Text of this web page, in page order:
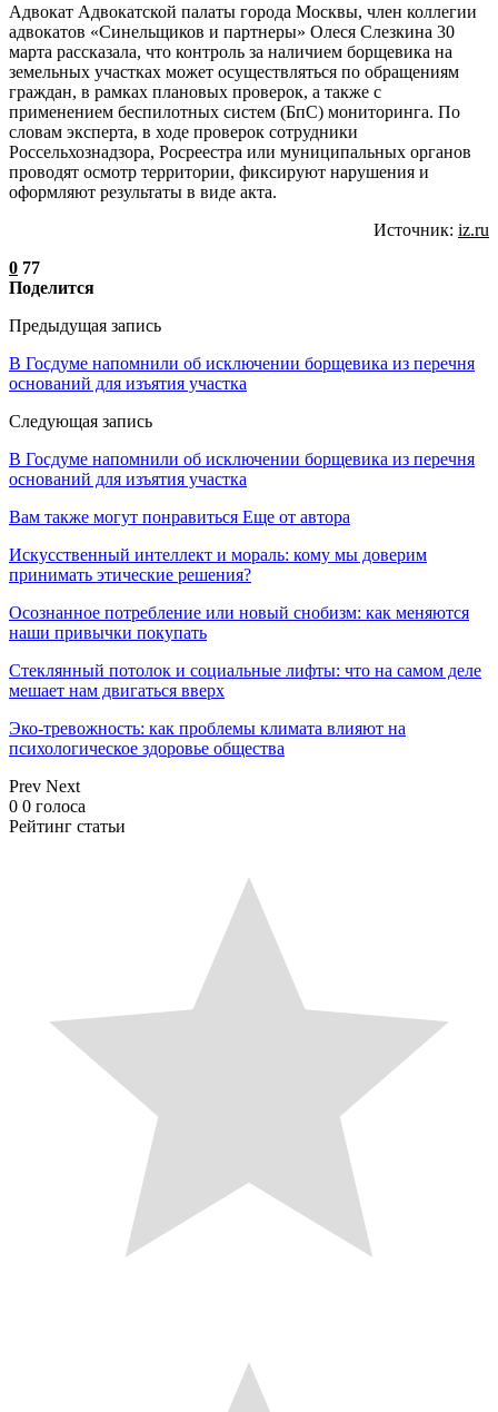
Адвокат Адвокатской палаты города Москвы, член коллегии
адвокатов «Синельщиков и партнеры» Олеся Слезкина 30
марта рассказала, что контроль за наличием борщевика на
земельных участках может осуществляться по обращениям
граждан, в рамках плановых проверок, а также с
применением беспилотных систем (БпС) мониторинга. По
словам эксперта, в ходе проверок сотрудники
Россельхознадзора, Росреестра или муниципальных органов
проводят осмотр территории, фиксируют нарушения и
оформляют результаты в виде акта.
Источник: iz.ru
0 77
Поделится
Предыдущая запись
В Госдуме напомнили об исключении борщевика из перечня
оснований для изъятия участка
Следующая запись
В Госдуме напомнили об исключении борщевика из перечня
оснований для изъятия участка
Вам также могут понравиться Еще от автора
Искусственный интеллект и мораль: кому мы доверим
принимать этические решения?
Осознанное потребление или новый снобизм: как меняются
наши привычки покупать
Стеклянный потолок и социальные лифты: что на самом деле
мешает нам двигаться вверх
Эко-тревожность: как проблемы климата влияют на
психологическое здоровье общества
Prev Next
0 0 голоса
Рейтинг статьи